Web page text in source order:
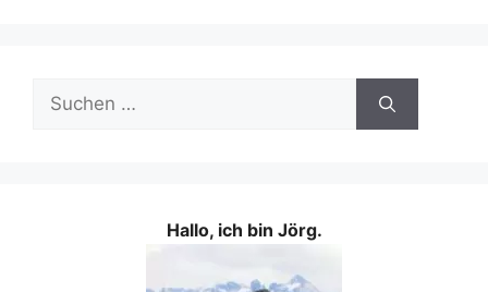
Suchen
nach:
Hallo, ich bin Jörg.